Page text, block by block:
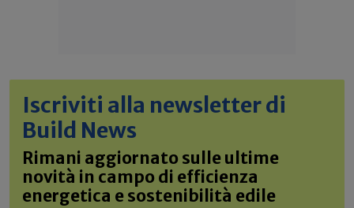
Iscriviti alla newsletter di
Build News
Rimani aggiornato sulle ultime
novità in campo di efficienza
energetica e sostenibilità edile